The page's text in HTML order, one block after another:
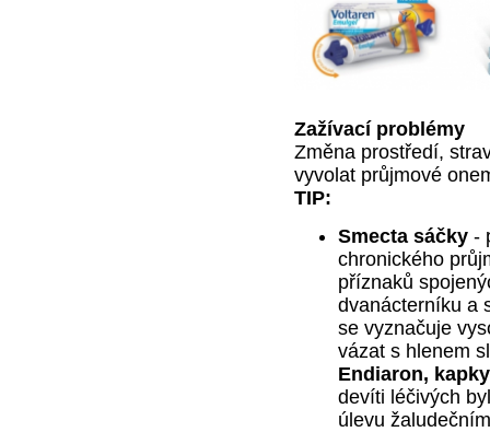
Zažívací problémy
Změna prostředí,
vyvolat průjmové
TIP:
Smecta sáčky -
chronického
příznaků
dvanácterníku a
se vyznačuje
vázat s hlenem
Endiaron,
devíti léčivých
úlevu